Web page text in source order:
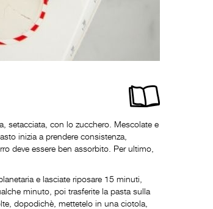
setacciata, con lo zucchero. Mescolate e
inizia a prendere consistenza,
deve essere ben assorbito. Per ultimo,
e lasciate riposare 15 minuti,
minuto, poi trasferite la pasta sulla
dopodichè, mettetelo in una ciotola,